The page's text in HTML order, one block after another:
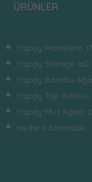
ÜRÜNLER
Yapay Monstera
Yapay Starliçe 160
Yapay Bambu
Yapay Top Kaktüs
Yapay Muz Ağacı
Hedera Sarmaşık